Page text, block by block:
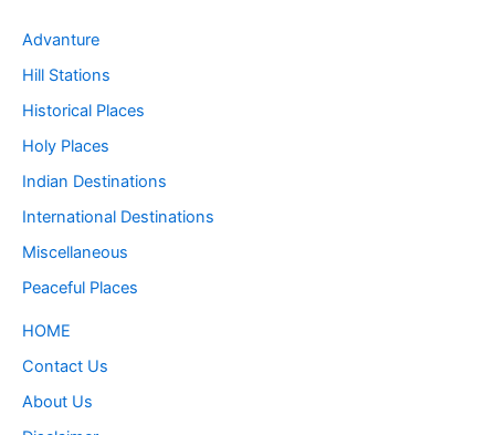
Advanture
Hill Stations
Historical Places
Holy Places
Indian Destinations
International Destinations
Miscellaneous
Peaceful Places
HOME
Contact Us
About Us